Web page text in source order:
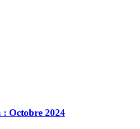
: Octobre 2024